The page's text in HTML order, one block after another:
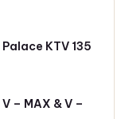
KTV 135
– MAX & V –